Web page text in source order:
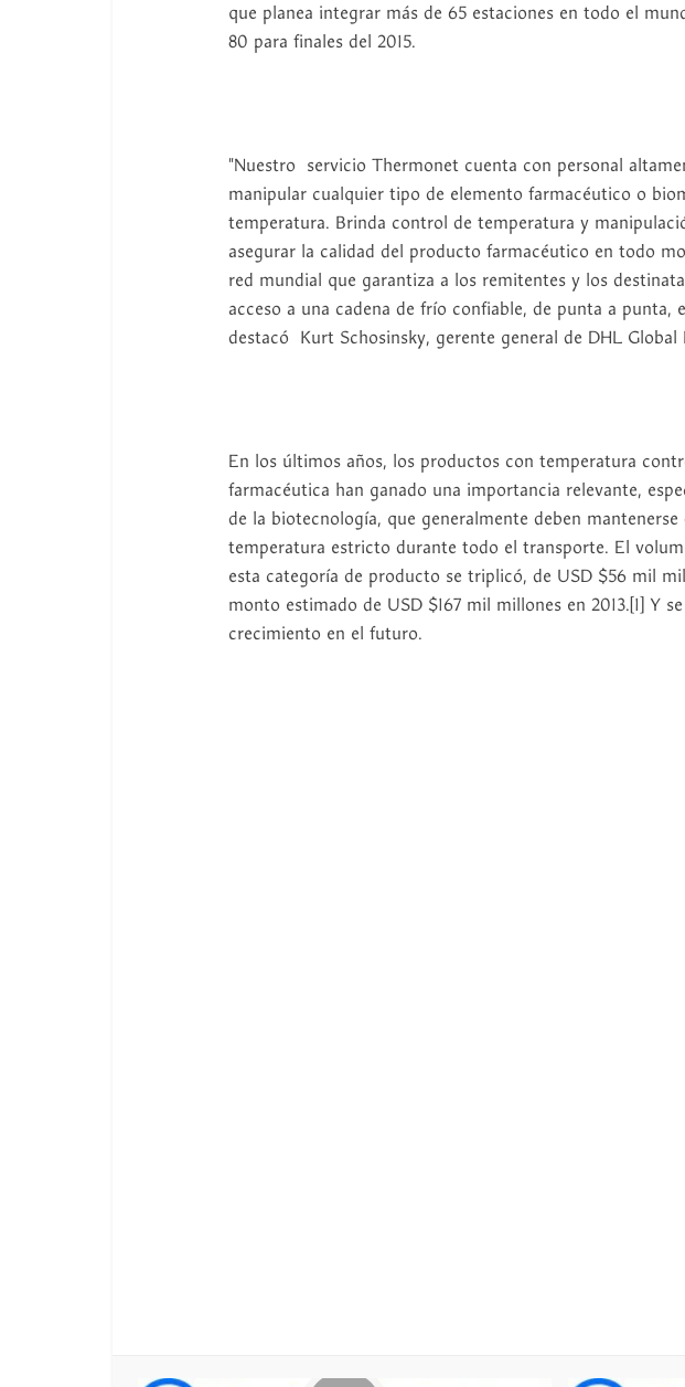
que planea integrar más de 65 estaciones en todo el
80 para finales del 2015.
"Nuestro servicio Thermonet cuenta con personal
manipular cualquier tipo de elemento farmacéutico o
temperatura. Brinda control de temperatura y
asegurar la calidad del producto farmacéutico en todo
red mundial que garantiza a los remitentes y los
acceso a una cadena de frío confiable, de punta a punta,
destacó Kurt Schosinsky, gerente general de DHL
En los últimos años, los productos con temperatura
farmacéutica han ganado una importancia relevante,
de la biotecnología, que generalmente deben
temperatura estricto durante todo el transporte. El
esta categoría de producto se triplicó, de USD $56 mil
monto estimado de USD $167 mil millones en 2013.[1] Y
crecimiento en el futuro.